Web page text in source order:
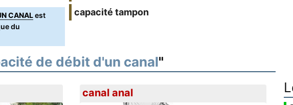
CANALest
du
capacité tampon
de débit d'un canal"
canal anal